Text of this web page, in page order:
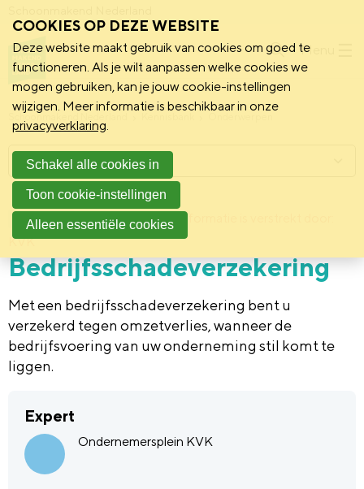
Menu
Schoonmakend Nederland
Achtergrond 24 juli 2015 Deze informatie is verstrekt door:
KVK
Bedrijfsschadeverzekering
Met een bedrijfsschadeverzekering bent u
verzekerd tegen omzetverlies, wanneer de
bedrijfsvoering van uw onderneming stil komt te
liggen.
Expert
Ondernemersplein KVK
Menu
COOKIES OP DEZE WEBSITE
Deze website maakt gebruik van cookies om goed te
functioneren. Als je wilt aanpassen welke cookies we
mogen gebruiken, kan je jouw cookie-instellingen
wijzigen. Meer informatie is beschikbaar in onze
privacyverklaring.
Schakel alle cookies in
Toon cookie-instellingen
Alleen essentiële cookies